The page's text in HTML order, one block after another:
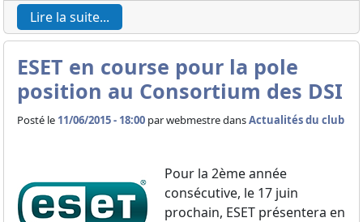
Lire la suite...
ESET en course pour la pole
position au Consortium des DSI
Posté le 11/06/2015 - 18:00 parwebmestre dansActualités du club
Pour la 2ème année
consécutive, le 17 juin
prochain, ESET présentera en